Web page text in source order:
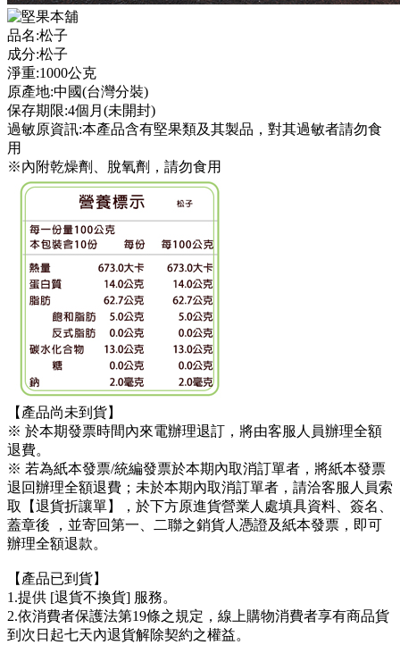
品名:松子
成分:松子
淨重:1000公克
原產地:中國(台灣分裝)
保存期限:4個月(未開封)
過敏原資訊:本產品含有堅果類及其製品，對其過敏者請勿食
用
※內附乾燥劑、脫氧劑，請勿食用
【產品尚未到貨】
※ 於本期發票時間內來電辦理退訂，將由客服人員辦理全額
退費。
※ 若為紙本發票/統編發票於本期內取消訂單者，將紙本發票
退回辦理全額退費；未於本期內取消訂單者，請洽客服人員索
取【退貨折讓單】，於下方原進貨營業人處填具資料、簽名、
蓋章後 ，並寄回第一、二聯之銷貨人憑證及紙本發票，即可
辦理全額退款。
【產品已到貨】
1.提供 [退貨不換貨] 服務。
2.依消費者保護法第19條之規定，線上購物消費者享有商品貨
到次日起七天內退貨解除契約之權益。